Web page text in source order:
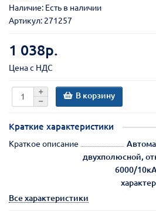
Наличие: Есть в наличии
Артикул: 271257
1 038р.
Цена с НДС
В корзину
Краткие характеристики
Краткое описание
двухполюсной,
6000/
Все характеристики